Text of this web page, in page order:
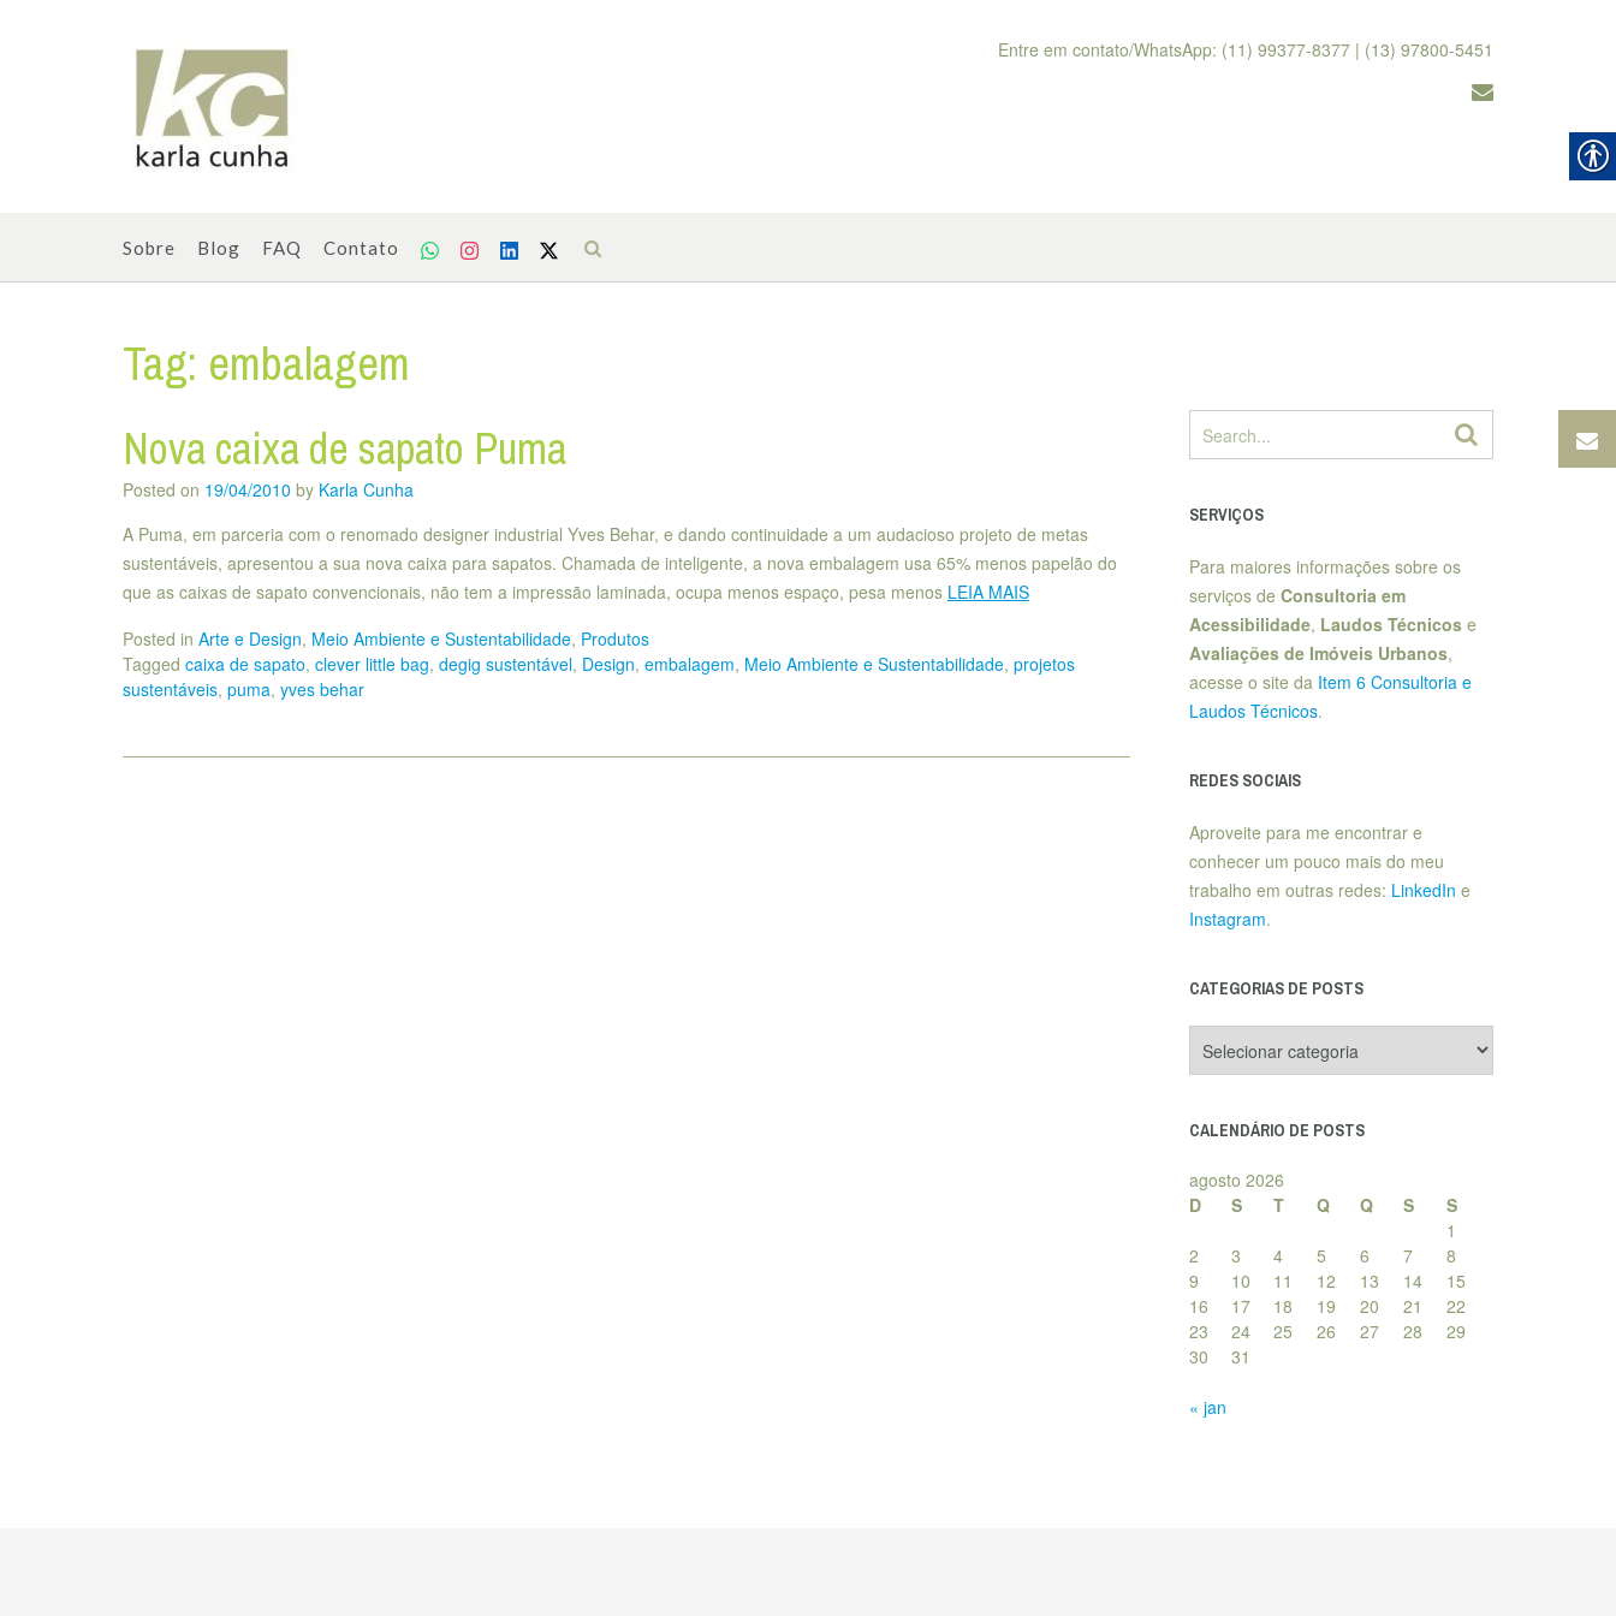
Entre em contato/WhatsApp: (11) 99377-8377 | (13) 97800-5451
Sobre Blog FAQ Contato
Tag: embalagem
Nova caixa de sapato Puma
Posted on 19/04/2010 by Karla Cunha
A Puma, em parceria com o renomado designer industrial Yves Behar, e dando continuidade a um audacioso projeto de metas
sustentáveis, apresentou a sua nova caixa para sapatos. Chamada de inteligente, a nova embalagem usa 65% menos papelão do
que as caixas de sapato convencionais, não tem a impressão laminada, ocupa menos espaço, pesa menos LEIA MAIS
Posted in Arte e Design, Meio Ambiente e Sustentabilidade, Produtos
Tagged caixa de sapato, clever little bag, degig sustentável, Design, embalagem, Meio Ambiente e Sustentabilidade, projetos
sustentáveis, puma, yves behar
SERVIÇOS
Para maiores informações sobre os
serviços de Consultoria em
Acessibilidade, Laudos Técnicose
Avaliações de Imóveis Urbanos,
acesse o site da Item 6 Consultoria e
Laudos Técnicos.
REDES SOCIAIS
Aproveite para me encontrar e
conhecer um pouco mais do meu
trabalho em outras redes: LinkedIn e
Instagram.
CATEGORIAS DE POSTS
de
CALENDÁRIO DE POSTS
agosto 2026
D
S T Q Q S
S
1
2
3 4 5 6 7
8
9
10 11 12 13 14
15
16
17 18 19 20 21
22
23
24 25 26 27 28
29
30
31
« jan